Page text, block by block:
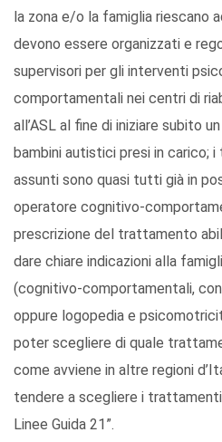
la zona e/o la famiglia riescano
devono essere organizzati e
supervisori per gli interventi
comportamentali nei centri di
all’ASL al fine di iniziare subito
bambini autistici presi in carico;
assunti sono quasi tutti già in
operatore cognitivo-
prescrizione del trattamento
dare chiare indicazioni alla
(cognitivo-comportamentali,
oppure logopedia e
poter scegliere di quale
come avviene in altre regioni
tendere a scegliere i
Linee Guida 21”.